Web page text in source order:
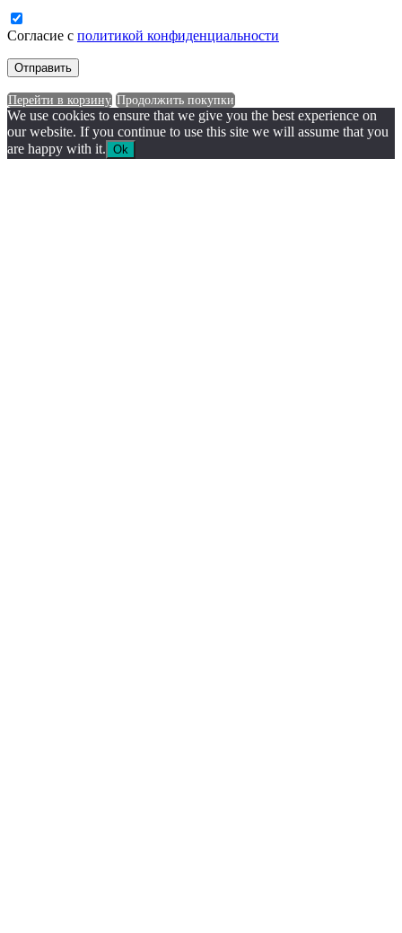
Согласие с политикой конфиденциальности
Перейти в корзину Продолжить покупки
We use cookies to ensure that we give you the best experience on
our website. If you continue to use this site we will assume that you
are happy with it. Ok